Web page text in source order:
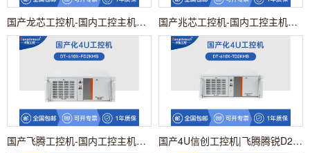
国产龙芯工控机-国内工控主机电脑品牌|DT-610X-N3A6KMB 国产兆芯工控机-国内工控主机电脑厂商|DT-610X-B6780AMA
国产飞腾工控机-国内工控主机电脑厂商|DT-610X-FD2KMB 国产4U信创工控机|飞腾腾锐D2000八核处理器|5G国产CPU电脑|DT-610X-TD2KMB